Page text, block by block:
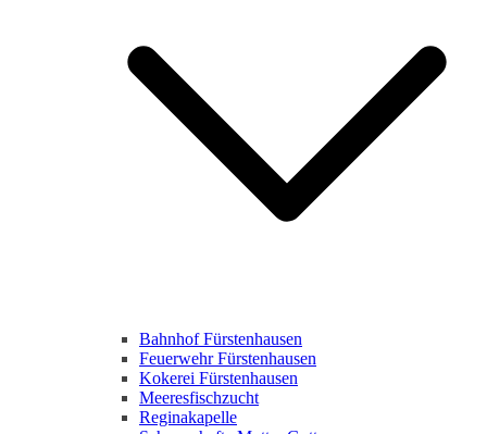
Bahnhof Fürstenhausen
Feuerwehr Fürstenhausen
Kokerei Fürstenhausen
Meeresfischzucht
Reginakapelle